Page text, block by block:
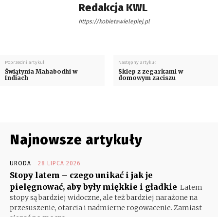
Redakcja KWL
https://kobietawielepiej.pl
Poprzedni artykuł
Świątynia Mahabodhi w
Indiach
Następny artykuł
Sklep z zegarkami w
domowym zaciszu
Najnowsze artykuły
URODA 28 LIPCA 2026
Stopy latem – czego unikać i jak je
pielęgnować, aby były miękkie i gładkie Latem
stopy są bardziej widoczne, ale też bardziej narażone na
przesuszenie, otarcia i nadmierne rogowacenie. Zamiast